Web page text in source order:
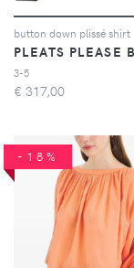
button down plissé shirt
3-5
€ 317,00
-18%